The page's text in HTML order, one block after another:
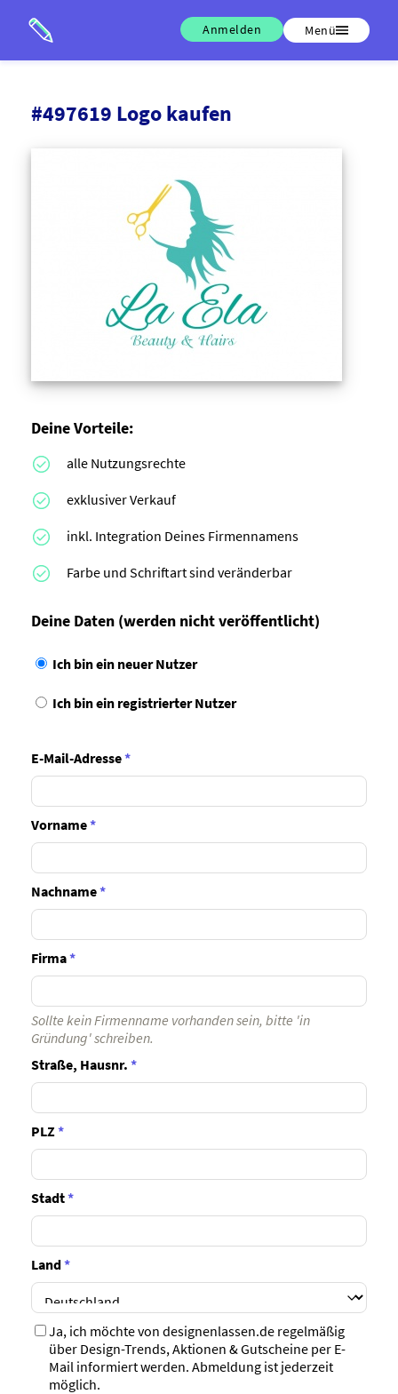
Anmelden Menü
#497619 Logo kaufen
Deine Vorteile:
alle Nutzungsrechte
exklusiver Verkauf
inkl. Integration Deines Firmennamens
Farbe und Schriftart sind veränderbar
Deine Daten (werden nicht veröffentlicht)
Ich bin ein neuer Nutzer
Ich bin ein registrierter Nutzer
E-Mail-Adresse*
Vorname*
Nachname*
Firma*
Sollte kein Firmenname vorhanden sein, bitte 'in
Gründung' schreiben.
Straße, Hausnr. *
PLZ*
Stadt*
Land*
Ja, ich möchte von designenlassen.de regelmäßig
über Design-Trends, Aktionen & Gutscheine per E-
Mail informiert werden. Abmeldung ist jederzeit
möglich.